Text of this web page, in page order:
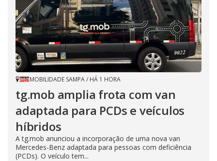
MOBILIDADE SAMPA/ HÁ 1 HORA
tg.mob amplia frota com van
adaptada para PCDs e veículos
híbridos
A tg.mob anunciou a incorporação de uma nova van
Mercedes-Benz adaptada para pessoas com deficiência
(PCDs). O veículo tem...